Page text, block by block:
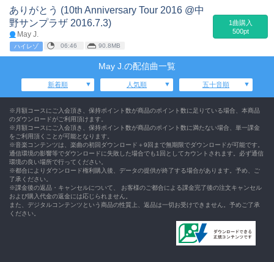
ありがとう (10th Anniversary Tour 2016 @中
野サンプラザ 2016.7.3)
May J.
ハイレゾ 06:46 90.8MB
1曲購入
500pt
May J.の配信曲一覧
新着順 人気順 五十音順
※月額コースにご入会頂き、保持ポイント数が商品のポイント数に足りている場合、本商品
のダウンロードがご利用頂けます。
※月額コースにご入会頂き、保持ポイント数が商品のポイント数に満たない場合、単一課金
をご利用頂くことが可能となります。
※音楽コンテンツは、楽曲の初回ダウンロード＋9回まで無期限でダウンロードが可能です。
通信環境の影響等でダウンロードに失敗した場合でも1回としてカウントされます。必ず通信
環境の良い場所で行ってください。
※都合によりダウンロード権利購入後、データの提供が終了する場合があります。予め、ご
了承ください。
※課金後の返品・キャンセルについて、 お客様のご都合による課金完了後の注文キャンセル
および購入代金の返金には応じられません。
また、デジタルコンテンツという商品の性質上、返品は一切お受けできません。予めご了承
ください。